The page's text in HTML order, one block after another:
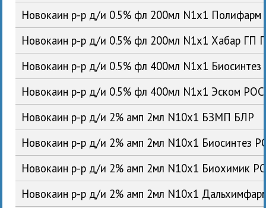
Новокаин р-р д/и 0.5% фл 200мл N1x1
Новокаин р-р д/и 0.5% фл 200мл N1x1 Хабар ГП
Новокаин р-р д/и 0.5% фл 400мл N1x1
Новокаин р-р д/и 0.5% фл 400мл N1x1 Эском РОС
Новокаин р-р д/и 2% амп 2мл N10x1 БЗМП БЛР
Новокаин р-р д/и 2% амп 2мл N10x1 Биосинтез
Новокаин р-р д/и 2% амп 2мл N10x1 Биохимик
Новокаин р-р д/и 2% амп 2мл N10x1